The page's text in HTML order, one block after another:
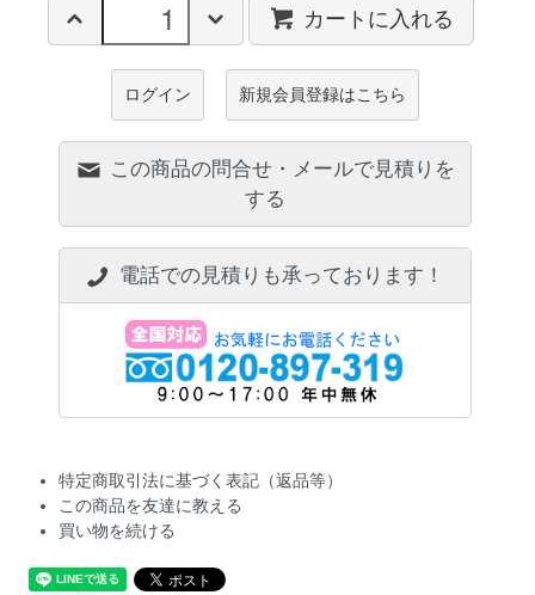
カートに入れる
ログイン 新規会員登録はこちら
この商品の問合せ・メールで見積りを
する
電話での見積りも承っております！
特定商取引法に基づく表記（返品等）
この商品を友達に教える
買い物を続ける